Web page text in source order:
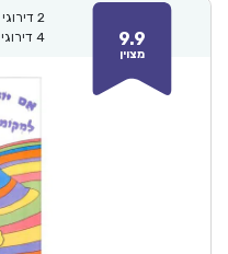
9.9
מצוין
2 דירוגי
4 דירוגי